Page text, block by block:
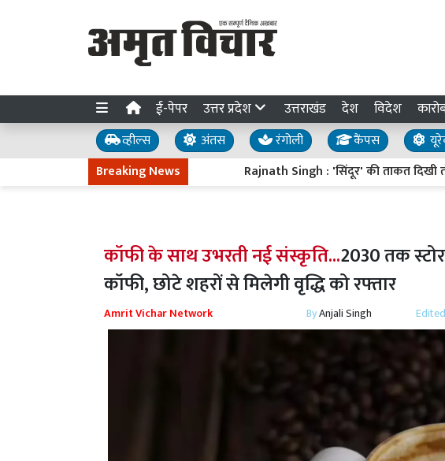
ई-पेपर उत्तर प्रदेश उत्तराखंड देश विदेश
व्हील्स अंतस रंगोली कैंपस
Breaking News
Rajnath Singh : 'सिंदूर' की ताकत दिखी तो
कॉफी के साथ उभरती नई संस्कृति...2030 तक
कॉफी, छोटे शहरों से मिलेगी वृद्धि को रफ्तार
Amrit Vichar Network ByAnjali Singh